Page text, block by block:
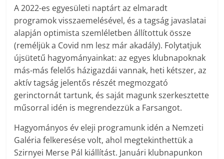
A 2022-es egyesületi naptárt az elmaradt
programok visszaemelésével, és a tagság javaslatai
alapján optimista szemléletben állítottuk össze
(reméljük a Covid nm lesz már akadály). Folytatjuk
újsütetű hagyományainkat: az egyes klubnapoknak
más-más felelős házigazdái vannak, heti kétszer, az
aktív tagság jelentős részét megmozgató
gerinctornát tartunk, és saját magunk szerkesztette
műsorral idén is megrendezzük a Farsangot.
Hagyományos év eleji programunk idén a Nemzeti
Galéria felkeresése volt, ahol megtekinthettük a
Szirnyei Merse Pál kiállítást. Januári klubnapunkon